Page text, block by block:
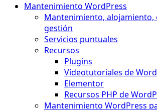
Mantenimiento WordPress
Mantenimiento, alojamiento,
gestión
Servicios puntuales
Recursos
Plugins
Vídeotutoriales de
Elementor
Recursos PHP de
Mantenimiento WordPress